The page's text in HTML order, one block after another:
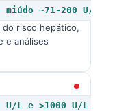
~71-200 U/L
risco hepático,
e análises
U/L e >1000 U/L